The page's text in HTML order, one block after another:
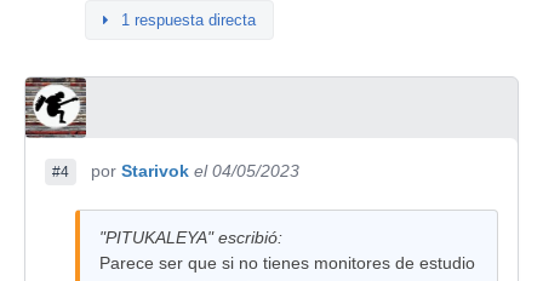
1 respuesta directa
#4 por Starivok el 04/05/2023
"PITUKALEYA" escribió:
Parece ser que si no tienes monitores de estudio